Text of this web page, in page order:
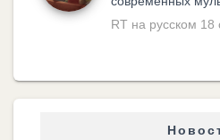
RT на русском 18